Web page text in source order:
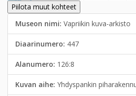
Piilota muut kohteet
Museon nimi: Vapriikin kuva-arkisto
Diaarinumero: 447
Alanumero: 126:8
Kuvan aihe: Yhdyspankin